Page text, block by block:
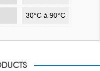
30°C à 90°C